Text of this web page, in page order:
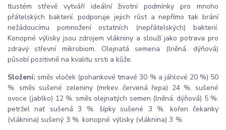
tlustém střevě vytváří ideální životní podmínky pro mnoho
přátelských bakterií. podporuje jejich růst a nepřímo tak brání
nežádoucímu pomnožení ostatních (nepřátelských) bakterií.
Konopné výlisky jsou zdrojem vlákniny a slouží jako potrava pro
zdravý střevní mikrobiom. Olejnatá semena (lněná. dýňová)
působí pozitivně na kvalitu srsti a kůže.
Složení: směs vloček (pohankové tmavé 30 % a jáhlové 20 %) 50
%. směs sušené zeleniny (mrkev. červená řepa) 24 %. sušené
ovoce (jablko) 12 %. směs olejnatých semen (lněná. dýňová) 5 %.
petržel nať sušená 3 %. šípky sušené 3 %. kořen čekanky
(vláknina) sušený 3 %. konopné výlisky (vláknina) 3 %.